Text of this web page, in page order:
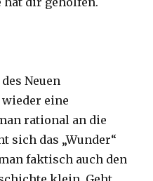
Neuen
eine
rational an die
sich das „Wunder“
faktisch auch den